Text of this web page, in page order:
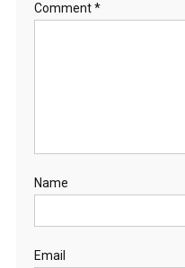
Comment*
Name
Email